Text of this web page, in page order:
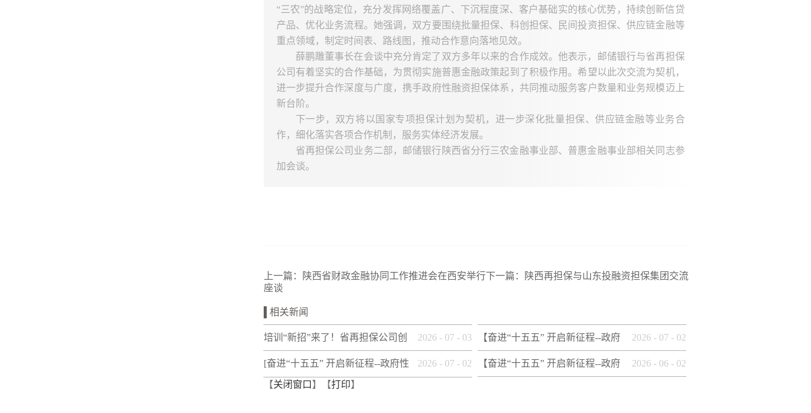
“三农”的战略定位，充分发挥网络覆盖广、下沉程度深、客户基础实的核心优势，持续创新信贷
产品、优化业务流程。她强调，双方要围绕批量担保、科创担保、民间投资担保、供应链金融等
重点领域，制定时间表、路线图，推动合作意向落地见效。
薛鹏雕董事长在会谈中充分肯定了双方多年以来的合作成效。他表示，邮储银行与省再担保
公司有着坚实的合作基础，为贯彻实施普惠金融政策起到了积极作用。希望以此次交流为契机，
进一步提升合作深度与广度，携手政府性融资担保体系，共同推动服务客户数量和业务规模迈上
新台阶。
下一步，双方将以国家专项担保计划为契机，进一步深化批量担保、供应链金融等业务合
作，细化落实各项合作机制，服务实体经济发展。
省再担保公司业务二部，邮储银行陕西省分行三农金融事业部、 普惠金融事业部相关同志参
加会谈。
上一篇： 陕西省财政金融协同工作推进会在西安举行下一篇：
陕西再担保与山东投融资担保集团交流
座谈
相关新闻
培训“新招”来了！省再担保公司创
新"以审代训"， 让政策学习
从"听"变"练"
2026 - 07 - 03 【奋进“十五五” 开启新征程--政府
性融资担保体系这样做】(十四)安康
2026 - 07 - 02
[奋进“十五五” 开启新征程--政府性
融资担保体系这样做](十三)咸阳市
2026 - 07 - 02 【奋进“十五五” 开启新征程--政府 2026 - 06 - 02
【关闭窗口 】【打印】